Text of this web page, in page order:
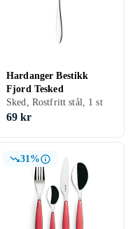
Hardanger Bestikk
Fjord Tesked
Sked, Rostfritt stål, 1 st
69 kr
31%